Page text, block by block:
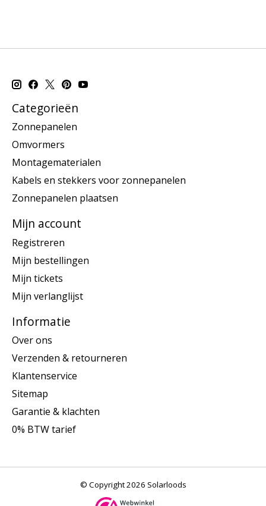
Categorieën
Zonnepanelen
Omvormers
Montagematerialen
Kabels en stekkers voor zonnepanelen
Zonnepanelen plaatsen
Mijn account
Registreren
Mijn bestellingen
Mijn tickets
Mijn verlanglijst
Informatie
Over ons
Verzenden & retourneren
Klantenservice
Sitemap
Garantie & klachten
0% BTW tarief
© Copyright 2026 Solarloods